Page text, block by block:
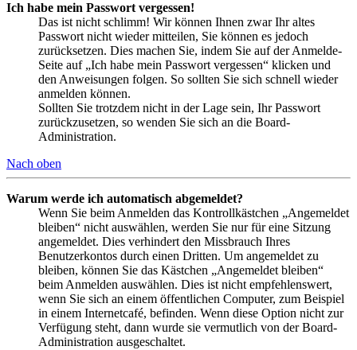
Ich habe mein Passwort vergessen!
Das ist nicht schlimm! Wir können Ihnen zwar Ihr altes
Passwort nicht wieder mitteilen, Sie können es jedoch
zurücksetzen. Dies machen Sie, indem Sie auf der Anmelde-
Seite auf „Ich habe mein Passwort vergessen“ klicken und
den Anweisungen folgen. So sollten Sie sich schnell wieder
anmelden können.
Sollten Sie trotzdem nicht in der Lage sein, Ihr Passwort
zurückzusetzen, so wenden Sie sich an die Board-
Administration.
Nach oben
Warum werde ich automatisch abgemeldet?
Wenn Sie beim Anmelden das Kontrollkästchen „Angemeldet
bleiben“ nicht auswählen, werden Sie nur für eine Sitzung
angemeldet. Dies verhindert den Missbrauch Ihres
Benutzerkontos durch einen Dritten. Um angemeldet zu
bleiben, können Sie das Kästchen „Angemeldet bleiben“
beim Anmelden auswählen. Dies ist nicht empfehlenswert,
wenn Sie sich an einem öffentlichen Computer, zum Beispiel
in einem Internetcafé, befinden. Wenn diese Option nicht zur
Verfügung steht, dann wurde sie vermutlich von der Board-
Administration ausgeschaltet.